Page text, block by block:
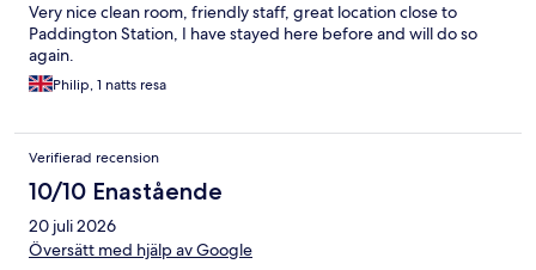
Very nice clean room, friendly staff, great location close to
Paddington Station, I have stayed here before and will do so
again.
Philip, 1 natts resa
Verifierad recension
10/10 Enastående
20 juli 2026
Översätt med hjälp av Google